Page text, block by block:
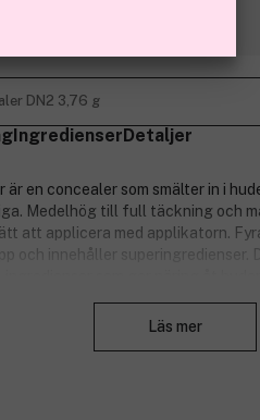
DN2 3,76 g
IngredienserDetaljer
en concealer som smälter in i
Medelhög till full täckning och
att applicera med applikatorn.
och innehåller superingredienser.
fina linjer och rynkor. Mild
Läs mer